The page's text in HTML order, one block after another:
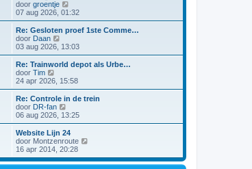
i
c
h
t
s
e
b
e
r
i
h
t
k
a
t
s
e
e
r
i
h
t
door groentje
e
k
i
k
a
a
t
s
e
e
r
i
c
h
t
07 aug 2026, 01:32
Re: Gesloten proef 1ste Comme…
door Daan
e
k
i
k
a
a
t
s
e
b
e
r
03 aug 2026, 13:03
Re: Trainworld depot als Urbe…
door Tim
e
k
i
j
k
a
a
t
s
t
24 apr 2026, 15:58
Re: Controle in de trein
door DR-fan
e
k
i
j
k
a
06 aug 2026, 13:25
Website Lijn 24
door Montzenroute
k
i
16 apr 2014, 20:28